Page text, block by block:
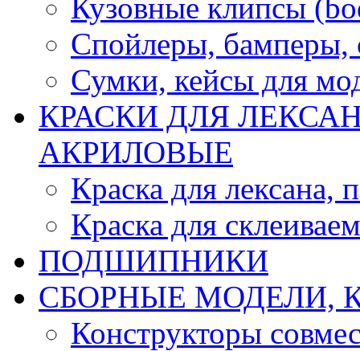
Кузовные клипсы
Спойлеры, бамперы,
Сумки, кейсы для
КРАСКИ ДЛЯ
АКРИЛОВЫЕ
Краска для лексана,
Краска для
ПОДШИПНИКИ
CБОРНЫЕ МОДЕЛИ,
Конструкторы